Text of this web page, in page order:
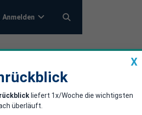
Anmelden
X
liefert 1x/Woche die wichtigsten
überläuft.